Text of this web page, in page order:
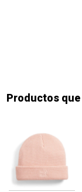
Productos